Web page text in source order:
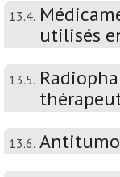
13.4.
utilisés
13.5.
13.6.